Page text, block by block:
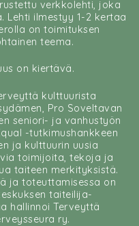
verkkolehti, joka
Lehti ilmestyy 1-2 kertaa
on toimituksen
teema.
on kiertävä.
kulttuurista
Pro Soveltavan
seniori- ja vanhustyön
-tutkimushankkeen
ja kulttuurin uusia
toimijoita, tekoja ja
taiteen merkityksistä.
ja toteuttamisessa on
taiteilija-
hallinnoi Terveyttä
ry.